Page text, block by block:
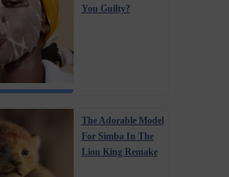
You Guilty?
The Adorable Model
For Simba In The
Lion King Remake